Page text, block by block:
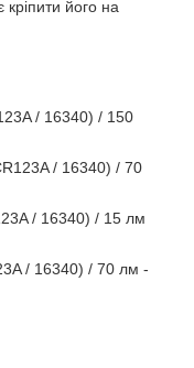
кріпити його на
/ 16340) / 150
/ 16340) / 70
/ 16340) / 15 лм
/ 16340) / 70 лм -